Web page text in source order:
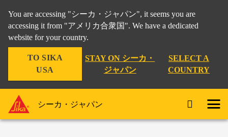
You are accessing "シーカ・ジャパン", it seems you are
accessing it from "アメリカ合衆国". We have a dedicated
website for your country.
TO SIKA
USA
STAY ON シーカ・
ジャパン
SELECT A
COUNTRY
シーカ・ジャパン